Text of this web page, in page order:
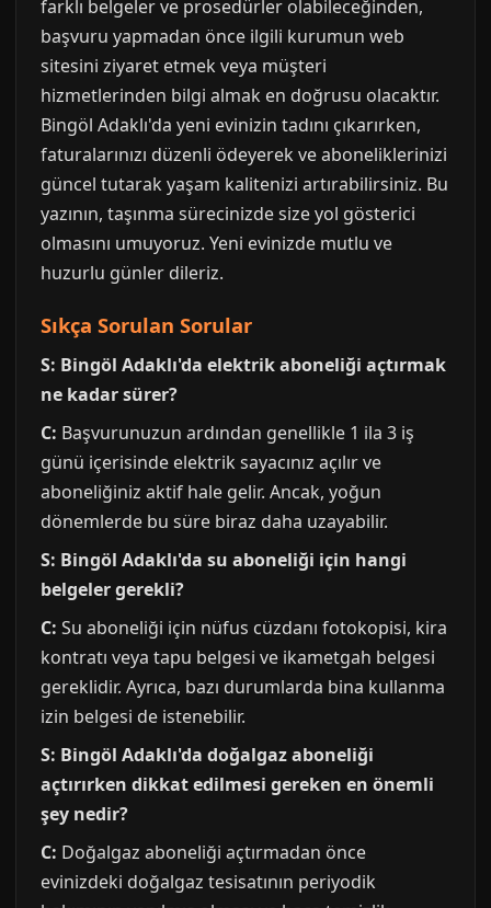
farklı belgeler ve prosedürler olabileceğinden,
başvuru yapmadan önce ilgili kurumun web
sitesini ziyaret etmek veya müşteri
hizmetlerinden bilgi almak en doğrusu olacaktır.
Bingöl Adaklı'da yeni evinizin tadını çıkarırken,
faturalarınızı düzenli ödeyerek ve aboneliklerinizi
güncel tutarak yaşam kalitenizi artırabilirsiniz. Bu
yazının, taşınma sürecinizde size yol gösterici
olmasını umuyoruz. Yeni evinizde mutlu ve
huzurlu günler dileriz.
Sıkça Sorulan Sorular
S: Bingöl Adaklı'da elektrik aboneliği açtırmak
ne kadar sürer?
C: Başvurunuzun ardından genellikle 1 ila 3 iş
günü içerisinde elektrik sayacınız açılır ve
aboneliğiniz aktif hale gelir. Ancak, yoğun
dönemlerde bu süre biraz daha uzayabilir.
S: Bingöl Adaklı'da su aboneliği için hangi
belgeler gerekli?
C: Su aboneliği için nüfus cüzdanı fotokopisi, kira
kontratı veya tapu belgesi ve ikametgah belgesi
gereklidir. Ayrıca, bazı durumlarda bina kullanma
izin belgesi de istenebilir.
S: Bingöl Adaklı'da doğalgaz aboneliği
açtırırken dikkat edilmesi gereken en önemli
şey nedir?
C: Doğalgaz aboneliği açtırmadan önce
evinizdeki doğalgaz tesisatının periyodik